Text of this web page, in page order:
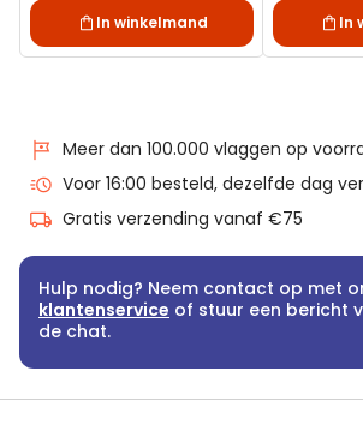
In winkelmand In
Meer dan 100.000 vlaggen op
Voor 16:00 besteld, dezelfde dag
Gratis verzending vanaf €75
Hulp nodig? Neem contact op met
klantenservice of stuur een bericht
de chat.